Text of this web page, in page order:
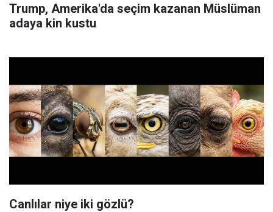
Trump, Amerika'da seçim kazanan Müslüman
adaya kin kustu
Canlılar niye iki gözlü?